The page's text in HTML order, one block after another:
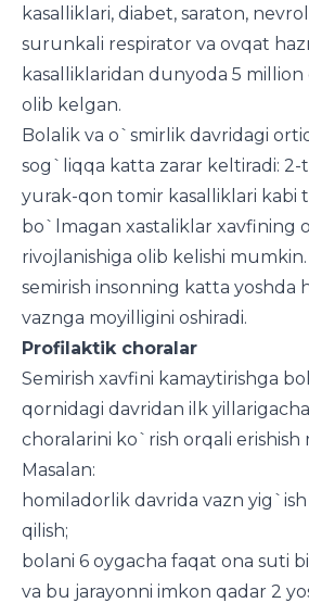
kasalliklari, diabet, saraton,
surunkali respirator va ovqat
kasalliklaridan dunyoda 5
olib kelgan.
Bolalik va o`smirlik davridagi
sog`liqqa katta zarar keltiradi: 2-
yurak-qon tomir kasalliklari kabi
bo`lmagan xastaliklar xavfining
rivojlanishiga olib kelishi
semirish insonning katta yoshda
vaznga moyilligini oshiradi.
Profilaktik choralar
Semirish xavfini kamaytirishga
qornidagi davridan ilk
choralarini ko`rish orqali erishish
Masalan:
homiladorlik davrida vazn yig`ish
qilish;
bolani 6 oygacha faqat ona suti
va bu jarayonni imkon qadar 2